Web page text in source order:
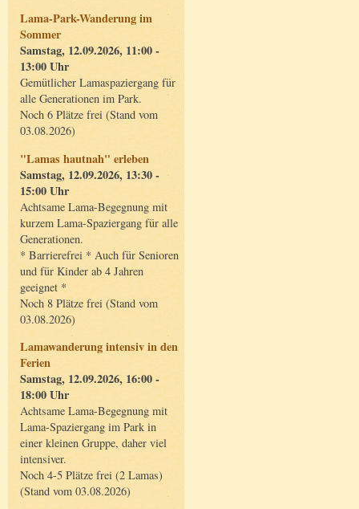
Lama-Park-Wanderung im
Sommer
Samstag, 12.09.2026, 11:00 -
13:00 Uhr
Gemütlicher Lamaspaziergang für
alle Generationen im Park.
Noch 6 Plätze frei (Stand vom
03.08.2026)
"Lamas hautnah" erleben
Samstag, 12.09.2026, 13:30 -
15:00 Uhr
Achtsame Lama-Begegnung mit
kurzem Lama-Spaziergang für alle
Generationen.
* Barrierefrei * Auch für Senioren
und für Kinder ab 4 Jahren
geeignet *
Noch 8 Plätze frei (Stand vom
03.08.2026)
Lamawanderung intensiv in den
Ferien
Samstag, 12.09.2026, 16:00 -
18:00 Uhr
Achtsame Lama-Begegnung mit
Lama-Spaziergang im Park in
einer kleinen Gruppe, daher viel
intensiver.
Noch 4-5 Plätze frei (2 Lamas)
(Stand vom 03.08.2026)